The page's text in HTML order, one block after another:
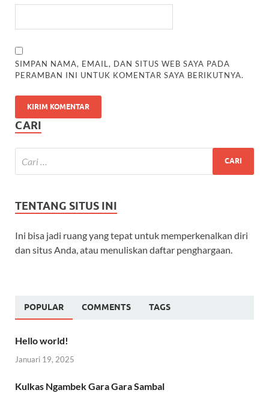
SIMPAN NAMA, EMAIL, DAN SITUS WEB SAYA PADA
PERAMBAN INI UNTUK KOMENTAR SAYA BERIKUTNYA.
CARI
TENTANG SITUS INI
Ini bisa jadi ruang yang tepat untuk memperkenalkan diri
dan situs Anda, atau menuliskan daftar penghargaan.
POPULAR COMMENTS TAGS
Hello world!
Januari 19, 2025
Kulkas Ngambek Gara Gara Sambal